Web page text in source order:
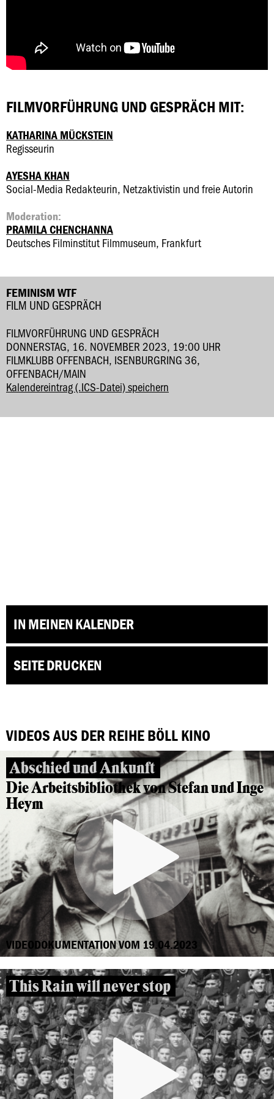
FILMVORFÜHRUNG UND GESPRÄCH MIT:
KATHARINA MÜCKSTEIN
Regisseurin
AYESHA KHAN
Social-Media Redakteurin, Netzaktivistin und freie Autorin
Moderation:
PRAMILA CHENCHANNA
Deutsches Filminstitut Filmmuseum, Frankfurt
FEMINISM WTF
FILM UND GESPRÄCH
FILMVORFÜHRUNG UND GESPRÄCH
DONNERSTAG, 16. NOVEMBER 2023, 19:00 UHR
FILMKLUBB OFFENBACH, ISENBURGRING 36,
OFFENBACH/MAIN
Kalendereintrag (.ICS-Datei) speichern
IN MEINEN KALENDER
SEITE DRUCKEN
VIDEOS AUS DER REIHE BÖLL KINO
Abschied und Ankunft
Die Arbeitsbibliothek von Stefan und Inge
Heym
VIDEODOKUMENTATION VOM 19.04.2023
This Rain will never stop